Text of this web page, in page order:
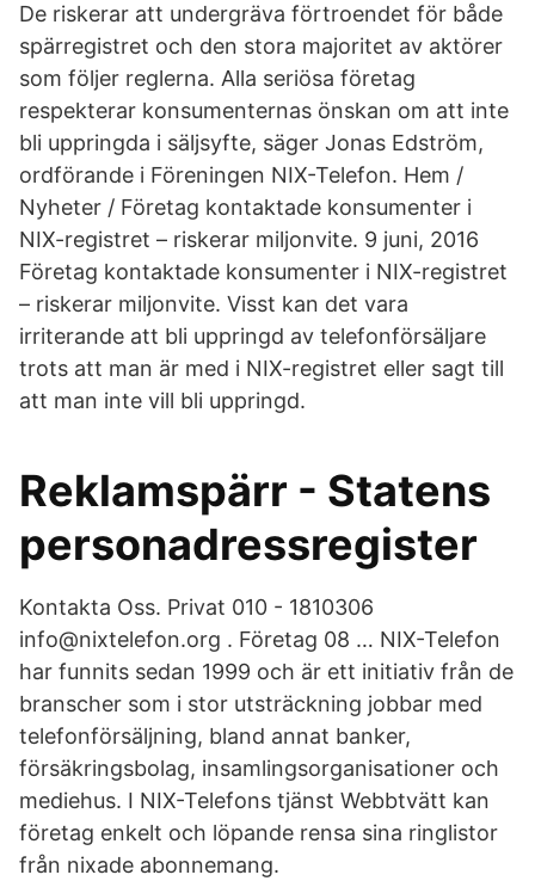
De riskerar att undergräva förtroendet för både
spärregistret och den stora majoritet av aktörer
som följer reglerna. Alla seriösa företag
respekterar konsumenternas önskan om att inte
bli uppringda i säljsyfte, säger Jonas Edström,
ordförande i Föreningen NIX-Telefon. Hem /
Nyheter / Företag kontaktade konsumenter i
NIX-registret – riskerar miljonvite. 9 juni, 2016
Företag kontaktade konsumenter i NIX-registret
– riskerar miljonvite. Visst kan det vara
irriterande att bli uppringd av telefonförsäljare
trots att man är med i NIX-registret eller sagt till
att man inte vill bli uppringd.
Reklamspärr - Statens
personadressregister
Kontakta Oss. Privat 010 - 1810306
info@nixtelefon.org . Företag 08 … NIX-Telefon
har funnits sedan 1999 och är ett initiativ från de
branscher som i stor utsträckning jobbar med
telefonförsäljning, bland annat banker,
försäkringsbolag, insamlingsorganisationer och
mediehus. I NIX-Telefons tjänst Webbtvätt kan
företag enkelt och löpande rensa sina ringlistor
från nixade abonnemang.